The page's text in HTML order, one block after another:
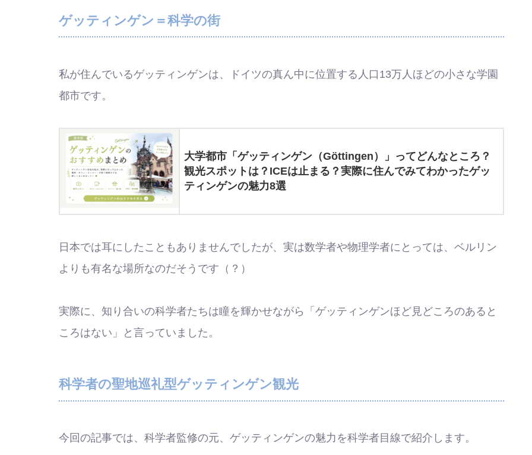
ゲッティンゲン＝科学の街
私が住んでいるゲッティンゲンは、ドイツの真ん中に位置する人口13万人ほどの小さな学園
都市です。
大学都市「ゲッティンゲン（Göttingen）」ってどんなところ？
観光スポットは？ICEは止まる？実際に住んでみてわかったゲッ
ティンゲンの魅力8選
日本では耳にしたこともありませんでしたが、実は数学者や物理学者にとっては、ベルリン
よりも有名な場所なのだそうです（？）
実際に、知り合いの科学者たちは瞳を輝かせながら「ゲッティンゲンほど見どころのあると
ころはない」と言っていました。
科学者の聖地巡礼型ゲッティンゲン観光
今回の記事では、科学者監修の元、ゲッティンゲンの魅力を科学者目線で紹介します。